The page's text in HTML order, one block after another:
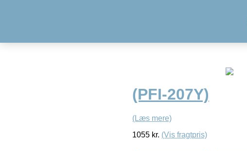
(PFI-207Y)
(Læs mere)
1055 kr. (Vis fragtpris)